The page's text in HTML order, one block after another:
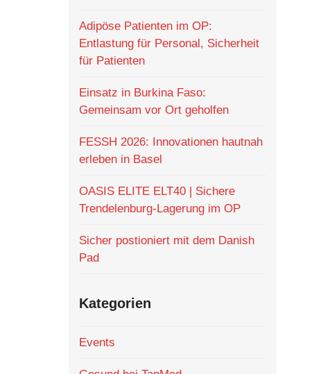
Adipöse Patienten im OP:
Entlastung für Personal, Sicherheit
für Patienten
Einsatz in Burkina Faso:
Gemeinsam vor Ort geholfen
FESSH 2026: Innovationen hautnah
erleben in Basel
OASIS ELITE ELT40 | Sichere
Trendelenburg-Lagerung im OP
Sicher postioniert mit dem Danish
Pad
Kategorien
Events